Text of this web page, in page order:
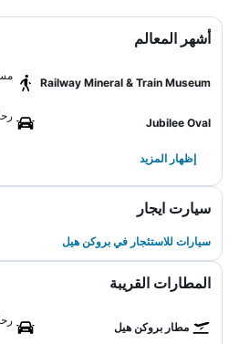
أشهر المعالم
Railway Mineral & Train Museum
Jubilee Oval
إظهار المزيد
سيارت ايجار
سيارات للاستئجار في بروكن هيل
المطارات القريبة
مطار بروكن هيل